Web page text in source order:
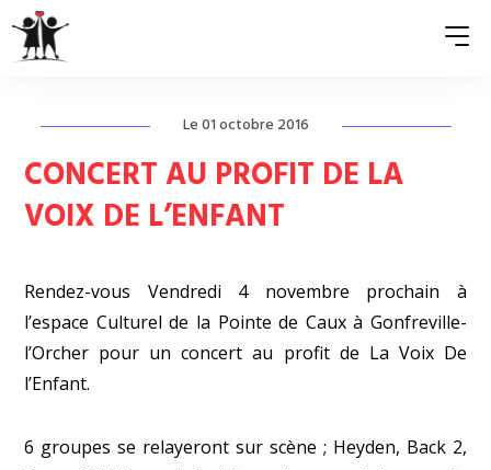
QUI SOMMES-NOUS ?
ASSOCIATIONS MEMBRES
S’ENGAGER
ACTUALITÉS
Le 01 octobre 2016
CONCERT AU PROFIT DE LA
VOIX DE L’ENFANT
Rendez-vous Vendredi 4 novembre prochain à
l’espace Culturel de la Pointe de Caux à Gonfreville-
l’Orcher pour un concert au profit de La Voix De
l’Enfant.
6 groupes se relayeront sur scène ; Heyden, Back 2,